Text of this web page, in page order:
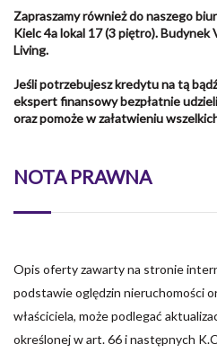
Zapraszamy również do naszego
Kielc 4a lokal 17 (3 piętro).
Living.
Jeśli potrzebujesz kredytu na tą
ekspert finansowy bezpłatnie
oraz pomoże w załatwieniu
NOTA PRAWNA
Opis oferty zawarty na stronie
podstawie oględzin nieruchomości
właściciela, może podlegać
określonej w art. 66 i następnych